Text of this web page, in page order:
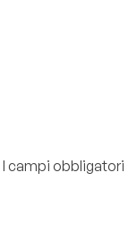
I campi obbligatori